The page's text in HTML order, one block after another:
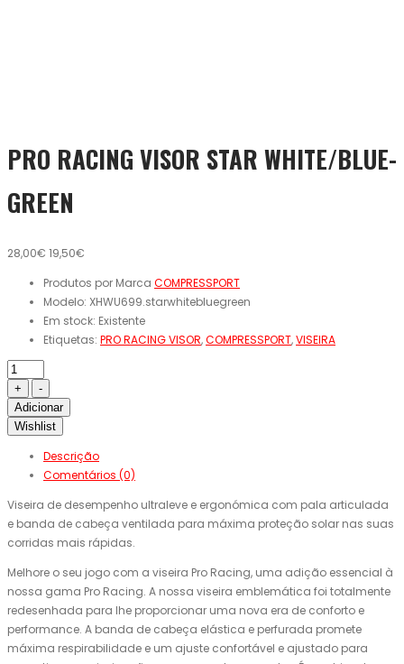
PRO RACING VISOR STAR WHITE/BLUE-
GREEN
28,00€ 19,50€
Produtos por Marca COMPRESSPORT
Modelo: XHWU699.starwhitebluegreen
Em stock: Existente
Etiquetas: PRO RACING VISOR,COMPRESSPORT,VISEIRA
Adicionar
Wishlist
Descrição
Comentários (0)
Viseira de desempenho ultraleve e ergonómica com pala articulada
e banda de cabeça ventilada para máxima proteção solar nas suas
corridas mais rápidas.
Melhore o seu jogo com a viseira Pro Racing, uma adição essencial à
nossa gama Pro Racing. A nossa viseira emblemática foi totalmente
redesenhada para lhe proporcionar uma nova era de conforto e
performance. A banda de cabeça elástica e perfurada promete
máxima respirabilidade e um ajuste confortável e ajustado para